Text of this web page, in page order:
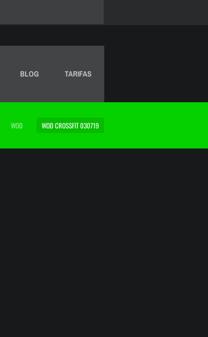
BLOG TARIFAS
WOD WOD CROSSFIT 030719